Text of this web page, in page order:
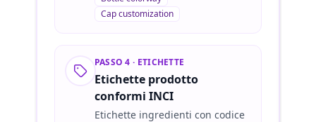
Cap customization
PASSO 4 · ETICHETTE
Etichette prodotto
conformi INCI
Etichette ingredienti con codice